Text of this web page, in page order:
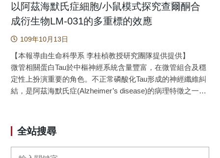
症的雙糖益生源。 我國已於1993年成為高齡化社會，
2018年進入高齡社會，推估將於2025年邁入超高齡社會，阿
茲海默症是高齡族群中最常見的失智症疾病，約佔60〜
80%，估計全世界有超過4700萬位患者。阿茲海默症特徵是
認知能力下降和人格改變，不僅給患者和照護人員帶來嚴重
的痛苦，而且給社會帶來巨大的經濟負擔。越來越多的證據
表明Aβ寡聚體堆積是造成阿茲海默症的重要原因，腦中Aβ的
累積引發一系列反應，包括神經發炎和氧化損傷進而造成認
（trehalose）對神經退化疾病「亨丁頓氏舞蹈症」具有療
效，海藻糖是由兩個葡萄糖以α,α-1,1-糖苷鍵連接而成的非還
以阿茲海默氏症細胞/小鼠模式探究查爾酮合
成衍生物LM-031的多重標的效應
109年10月13日
【本報導由生命科學系 李桂楨教授研究團隊提供提供】
微管相關蛋白Tau於中樞神經系統含量豐富，在微管組合及穩
定性上扮演重要的角色。不正常磷酸化Tau形成的神經纖維糾
結，是阿茲海默氏症(Alzheimer’s disease)的病理特徵之一。
DsRed細胞，檢視甘草查爾酮A (一天然查爾酮)及其五個合成
衍生物(LM化合物)抑制Tau蛋白錯誤摺疊、活性氧分子(ROS)
捕捉及神經保護的潛能。受檢視的化合物在細胞培養液的溶
全站搜尋